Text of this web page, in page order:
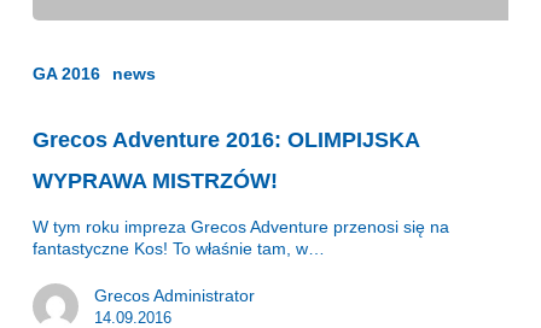
2016:
MISTRZÓW!
GA 2016 news
Grecos Adventure 2016: OLIMPIJSKA
WYPRAWA MISTRZÓW!
W tym roku impreza Grecos Adventure przenosi się na
fantastyczne Kos! To właśnie tam, w…
Grecos Administrator
14.09.2016